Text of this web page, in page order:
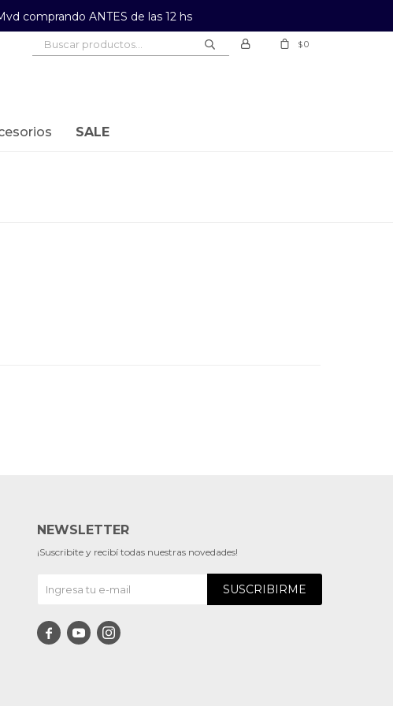
comprando ANTES de las 12 hs
SALE
$0
NEWSLETTER
¡Suscribite y recibí todas nuestras novedades!
SUSCRIBIRME
  